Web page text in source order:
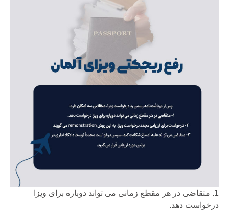
1. متقاضی در هر مقطع زمانی می تواند دوباره برای ویزا
درخواست دهد.